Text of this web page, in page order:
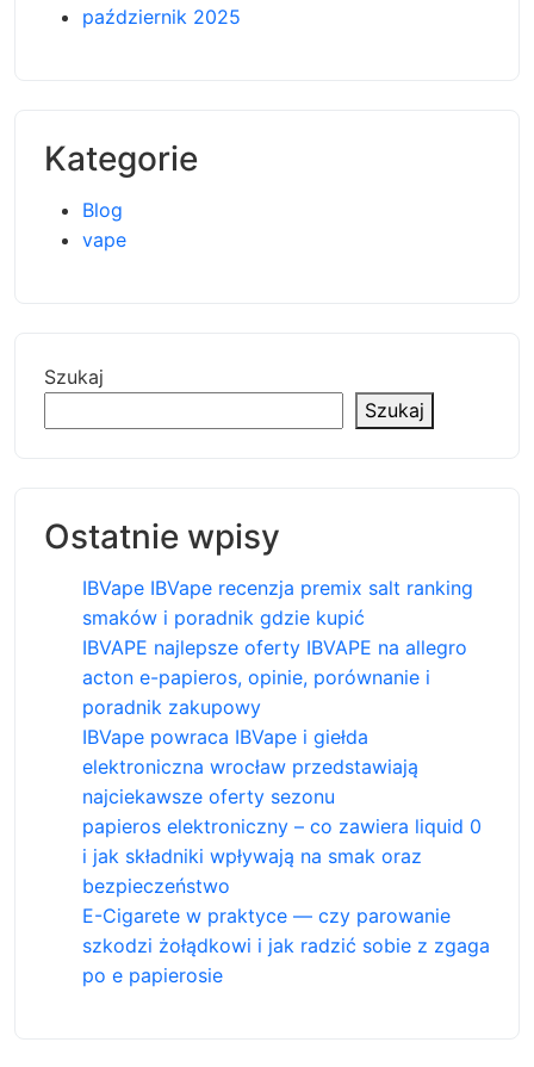
październik 2025
Kategorie
Blog
vape
Szukaj
Szukaj
Ostatnie wpisy
IBVape IBVape recenzja premix salt ranking
smaków i poradnik gdzie kupić
IBVAPE najlepsze oferty IBVAPE na allegro
acton e-papieros, opinie, porównanie i
poradnik zakupowy
IBVape powraca IBVape i giełda
elektroniczna wrocław przedstawiają
najciekawsze oferty sezonu
papieros elektroniczny – co zawiera liquid 0
i jak składniki wpływają na smak oraz
bezpieczeństwo
E-Cigarete w praktyce — czy parowanie
szkodzi żołądkowi i jak radzić sobie z zgaga
po e papierosie